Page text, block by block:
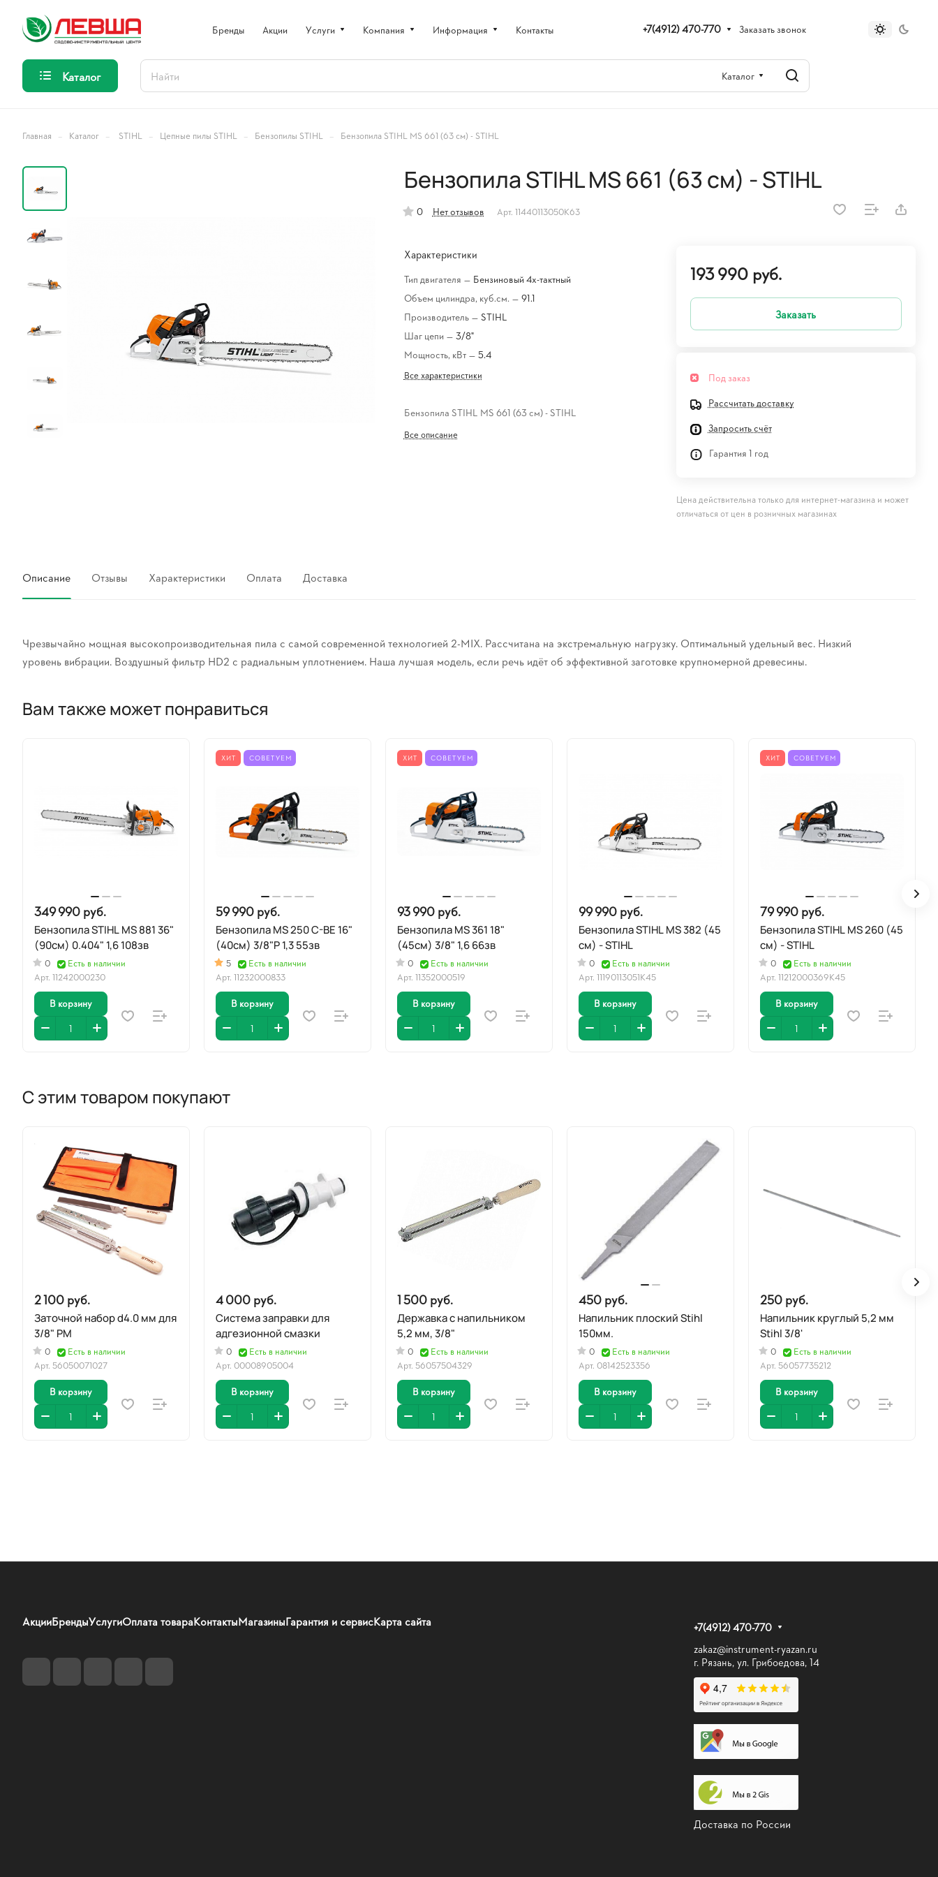
Бренды Акции Услуги Компания Информация Контакты +7(4912) 470-770 Заказать звонок
Каталог Каталог
Главная – Каталог – STIHL – Цепные пилы STIHL – Бензопилы STIHL – Бензопила STIHL MS 661 (63 см) - STIHL
Бензопила STIHL MS 661 (63 см) - STIHL
0 Нет отзывов Арт. 11440113050К63
Характеристики
Тип двигателя — Бензиновый 4х-тактный
Объем цилиндра, куб.см. — 91.1
Производитель — STIHL
Шаг цепи — 3/8"
Мощность, кВт — 5.4
Все характеристики
Бензопила STIHL MS 661 (63 см) - STIHL
Все описание
193 990 руб.
Заказать
Под заказ
Рассчитать доставку
Запросить счёт
Гарантия 1 год
Цена действительна только для интернет-магазина и может
отличаться от цен в розничных магазинах
Описание Отзывы Характеристики Оплата Доставка
Чрезвычайно мощная высокопроизводительная пила с самой современной технологией 2-MIX. Рассчитана на экстремальную нагрузку. Оптимальный удельный вес. Низкий
уровень вибрации. Воздушный фильтр HD2 с радиальным уплотнением. Наша лучшая модель, если речь идёт об эффективной заготовке крупномерной древесины.
Вам также может понравиться
349 990 руб.
Бензопила STIHL MS 881 36"
(90см) 0.404" 1,6 108зв
0
Есть в наличии
Арт. 11242000230
В корзину
ХИТ СОВЕТУЕМ
59 990 руб.
Бензопила MS 250 C-BE 16"
(40см) 3/8"P 1,3 55зв
5
Есть в наличии
Арт. 11232000833
В корзину
ХИТ СОВЕТУЕМ
93 990 руб.
Бензопила MS 361 18"
(45см) 3/8" 1,6 66зв
0
Есть в наличии
Арт. 11352000519
В корзину
99 990 руб.
Бензопила STIHL MS 382 (45
см) - STIHL
0
Есть в наличии
Арт. 11190113051К45
В корзину
ХИТ СОВЕТУЕМ
79 990 руб.
Бензопила STIHL MS 260 (45
см) - STIHL
0
Есть в наличии
Арт. 11212000369К45
В корзину
С этим товаром покупают
2 100 руб.
Заточной набор d4.0 мм для
3/8" PM
0
Есть в наличии
Арт. 56050071027
В корзину
4 000 руб.
Система заправки для
адгезионной смазки
0
Есть в наличии
Арт. 00008905004
В корзину
1 500 руб.
Державка с напильником
5,2 мм, 3/8"
0
Есть в наличии
Арт. 56057504329
В корзину
450 руб.
Напильник плоский Stihl
150мм.
0
Есть в наличии
Арт. 08142523356
В корзину
250 руб.
Напильник круглый 5,2 мм
Stihl 3/8'
0
Есть в наличии
Арт. 56057735212
В корзину
АкцииБрендыУслугиОплата товараКонтактыМагазиныГарантия и сервисКарта сайта
+7(4912) 470-770
zakaz@instrument-ryazan.ru
г. Рязань, ул. Грибоедова, 14
Доставка по России